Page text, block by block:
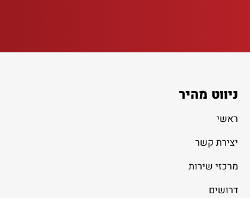
ניווט מהיר
ראשי
יצירת קשר
מרכזי שירות
דרושים